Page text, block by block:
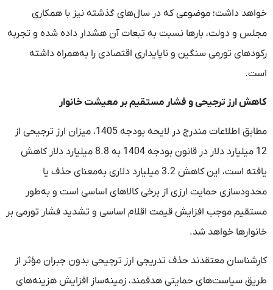
خواهد داشت؛ موضوعی که در سال‌های گذشته نیز با همکاری
مجلس و دولت، بارها نسبت به تبعات آن هشدار داده شده و تجربه
رکودهای تورمی سنگین و ناپایداری اقتصادی را به‌همراه داشته
است.
کاهش ارز ترجیحی و فشار مستقیم بر معیشت خانوار
مطابق اطلاعات مندرج در لایحه بودجه 1405، میزان ارز ترجیحی از
12 میلیارد دلار در قانون بودجه 1404 به 8.8 میلیارد دلار کاهش
یافته است، این کاهش 3.2 میلیارد دلاری به‌معنای حذف یا
محدودسازی حمایت ارزی از برخی کالاهای اساسی است و به‌طور
مستقیم موجب افزایش قیمت اقلام اساسی و تشدید فشار تورمی بر
خانوارها خواهد شد.
کارشناسان معتقدند حذف تدریجی ارز ترجیحی بدون جبران مؤثر از
طریق سیاست‌های حمایتی هدفمند، زمینه‌ساز افزایش هزینه‌های